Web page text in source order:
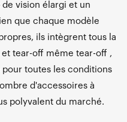
de vision élargi et un
que chaque modèle
ils intègrent tous la
tear-off même tear-off ,
toutes les conditions
d'accessoires à
polyvalent du marché.